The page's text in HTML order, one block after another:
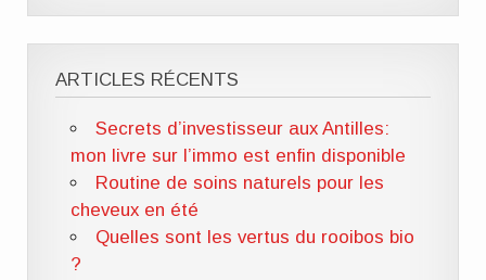
ARTICLES RÉCENTS
Secrets d’investisseur aux Antilles:
mon livre sur l’immo est enfin disponible
Routine de soins naturels pour les
cheveux en été
Quelles sont les vertus du rooibos bio
?